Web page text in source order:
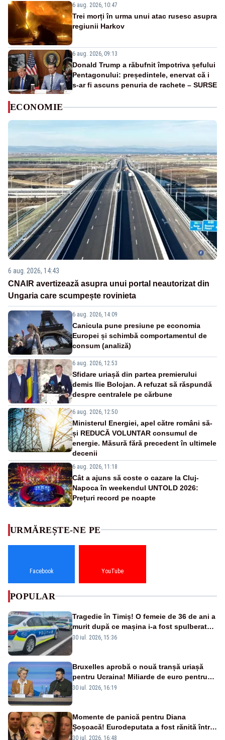
6 aug. 2026, 10:47
Trei morți în urma unui atac rusesc asupra
regiunii Harkov
6 aug. 2026, 09:13
Donald Trump a răbufnit împotriva șefului
Pentagonului: președintele, enervat că i
s-ar fi ascuns penuria de rachete – SURSE
ECONOMIE
6 aug. 2026, 14:43
CNAIR avertizează asupra unui portal neautorizat din
Ungaria care scumpește rovinieta
6 aug. 2026, 14:09
Canicula pune presiune pe economia
Europei și schimbă comportamentul de
consum (analiză)
6 aug. 2026, 12:53
Sfidare uriașă din partea premierului
demis Ilie Bolojan. A refuzat să răspundă
despre centralele pe cărbune
6 aug. 2026, 12:50
Ministerul Energiei, apel către români să-
și REDUCĂ VOLUNTAR consumul de
energie. Măsură fără precedent în ultimele
decenii
6 aug. 2026, 11:18
Cât a ajuns să coste o cazare la Cluj-
Napoca în weekendul UNTOLD 2026:
Prețuri record pe noapte
URMĂREȘTE-NE PE
Facebook YouTube
POPULAR
Tragedie în Timiș! O femeie de 36 de ani a
murit după ce mașina i-a fost spulberată
de tren
30 iul. 2026, 15:36
Bruxelles aprobă o nouă tranșă uriașă
pentru Ucraina! Miliarde de euro pentru
armament și apărare
30 iul. 2026, 16:19
Momente de panică pentru Diana
Șoșoacă! Eurodeputata a fost rănită într-
un accident rutier
30 iul. 2026, 16:48